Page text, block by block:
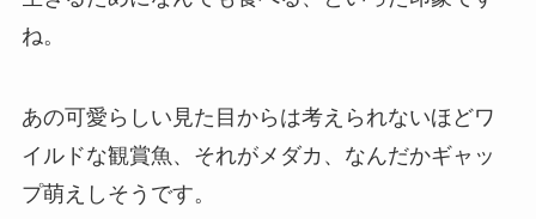
ね。
あの可愛らしい見た目からは考えられないほどワ
イルドな観賞魚、それがメダカ、なんだかギャッ
プ萌えしそうです。